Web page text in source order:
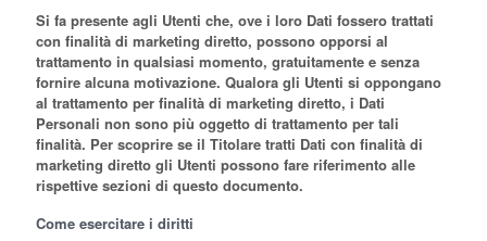
Si fa presente agli Utenti che, ove i loro Dati fossero trattati
con finalità di marketing diretto, possono opporsi al
trattamento in qualsiasi momento, gratuitamente e senza
fornire alcuna motivazione. Qualora gli Utenti si oppongano
al trattamento per finalità di marketing diretto, i Dati
Personali non sono più oggetto di trattamento per tali
finalità. Per scoprire se il Titolare tratti Dati con finalità di
marketing diretto gli Utenti possono fare riferimento alle
rispettive sezioni di questo documento.
Come esercitare i diritti